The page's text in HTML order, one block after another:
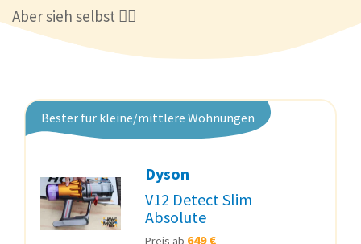
Aber sieh selbst 👇🏽
Bester für kleine/mittlere Wohnungen
Dyson
V12 Detect Slim
Absolute
Preis ab 649 €